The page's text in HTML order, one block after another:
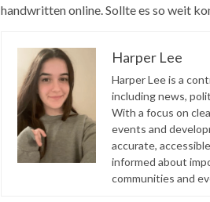
handwritten online. Sollte es so weit
Harper Lee
Harper Lee is a
including news,
With a focus on
events and
accurate,
informed about
communities and